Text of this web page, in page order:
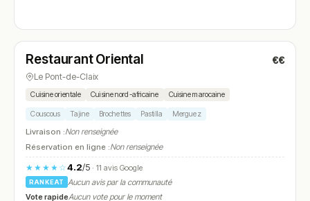
N° 4
Restaurant Oriental €€
Le Pont-de-Claix
Cuisine orientale Cuisine nord-africaine Cuisine marocaine
Couscous Tajine Brochettes Pastilla Merguez
Livraison :Non renseignée
Réservation en ligne :Non renseignée
★★★★☆4.2/5· 11 avis Google
RANKEAT
Aucun avis par la communauté
Vote rapideAucun vote pour le moment